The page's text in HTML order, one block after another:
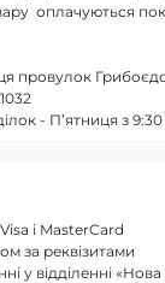
оплачуються
провулок
- П’ятниця з
і MasterCard
за реквізитами
у відділенні